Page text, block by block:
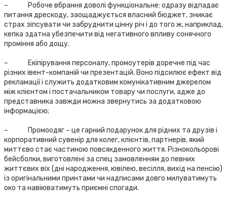
– Робоче вбрання доволі функціональне: одразу відпадає
питання дрескоду, заощаджується власний бюджет, зникає
страх зіпсувати чи забруднити цінну річ і до того ж, наприклад,
кепка здатна убезпечити від негативного впливу сонячного
проміння або дощу.
– Екіпірування персоналу, промоутерів доречне під час
різних івент-компаній чи презентацій. Воно підсилює ефект від
рекламації і служить додатковим комунікативним джерелом
між клієнтом і постачальником товару чи послуги, адже до
представника завжди можна звернутись за додатковою
інформацією;
– Промоодяг – це гарний подарунок для рідних та друзів і
корпоративний сувенір для колег, клієнтів, партнерів, який
миттєво стає частиною повсякденного життя. Різнокольорові
бейсболки, виготовлені за спец замовленням до певних
життєвих віх (дні народження, ювілею, весілля, вихід на пенсію)
із оригінальними принтами чи надписами довго милуватимуть
око та навіюватимуть приємні спогади.